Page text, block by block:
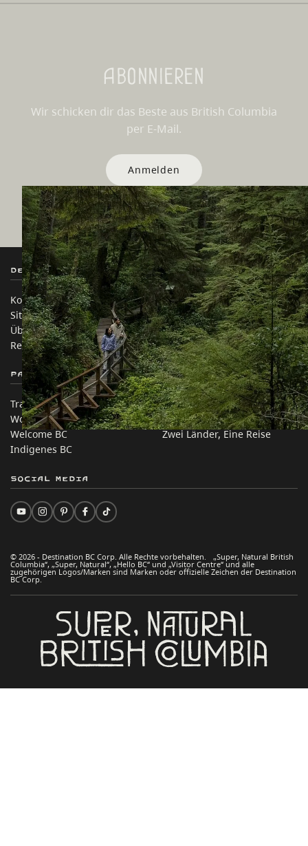
Abonnieren
Wir schicken dir das Beste aus British Columbia
per E-Mail.
Anmelden
Destination BC
Kontakt
Sitemap
Über uns
Rechtliches & Richtlinien
Unsere Websites
Reisebranche
Medien
Unternehmen
简体中文 – China
Partnerseiten
Trade & Invest BC
Work BC
Welcome BC
Indigenes BC
Auf dieser Website
Reisevorschläge
Praktische Tipps
Zwei Länder, Eine Reise
© 2026 - Destination BC Corp. Alle Rechte vorbehalten. „Super, Natural British
Columbia“, „Super, Natural“, „Hello BC“ und „Visitor Centre“ und alle
zugehörigen Logos/Marken sind Marken oder offizielle Zeichen der Destination
BC Corp.
Social Media